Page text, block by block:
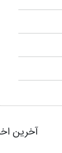
آخرین